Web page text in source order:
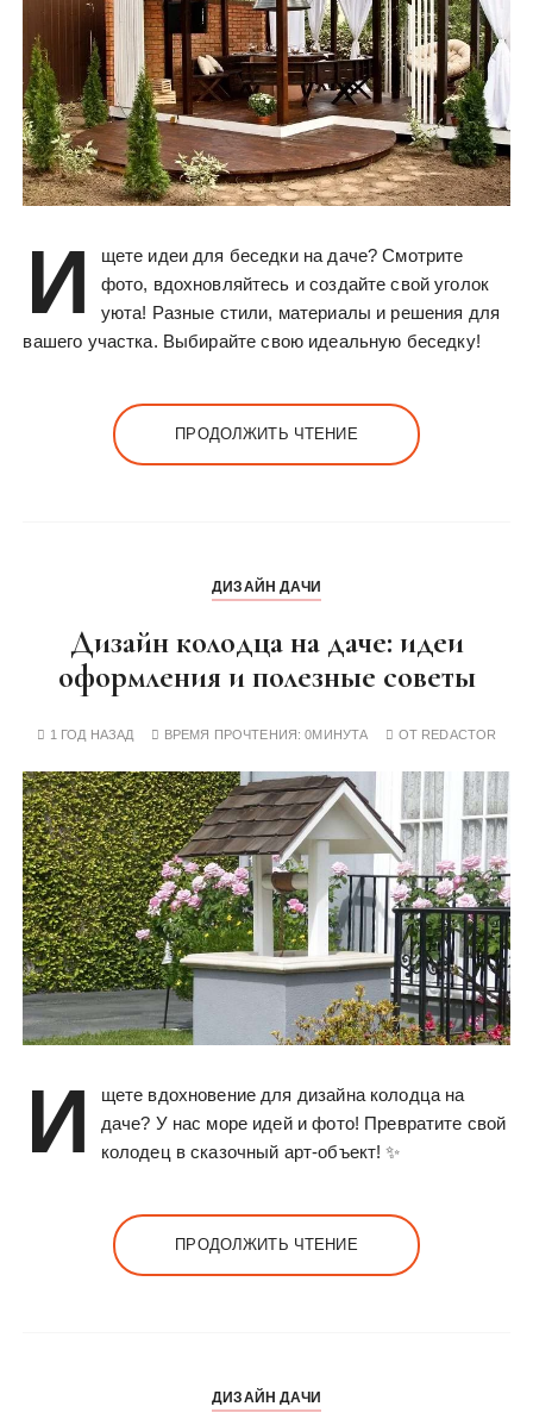
И
щете идеи для беседки на даче? Смотрите
фото, вдохновляйтесь и создайте свой уголок
уюта! Разные стили, материалы и решения для
вашего участка. Выбирайте свою идеальную беседку!
ПРОДОЛЖИТЬ ЧТЕНИЕ
ДИЗАЙН ДАЧИ
Дизайн колодца на даче: идеи
оформления и полезные советы
1 ГОД НАЗАД ВРЕМЯ ПРОЧТЕНИЯ:0МИНУТА ОТ REDACTOR
И
щете вдохновение для дизайна колодца на
даче? У нас море идей и фото! Превратите свой
колодец в сказочный арт-объект! ✨
ПРОДОЛЖИТЬ ЧТЕНИЕ
ДИЗАЙН ДАЧИ